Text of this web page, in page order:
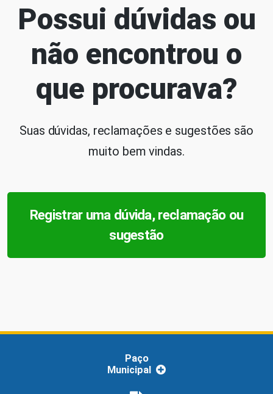
Possui dúvidas ou
não encontrou o
que procurava?
Suas dúvidas, reclamações e sugestões são
muito bem vindas.
Registrar uma dúvida, reclamação ou
sugestão
Paço
Municipal